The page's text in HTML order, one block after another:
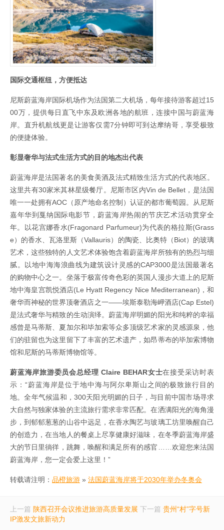
国际交通枢纽，方便抵达
尼斯蔚蓝海岸国际机场作为法国第二大机场，每年接待游客超过15
00万，提供每日直飞中东及欧洲各地的航班，连接中国与蔚蓝海
岸。直升机航线更是让游客仅需7分钟即可到达摩纳哥，享受极致
的便捷体验。
彰显奢华与法式生活方式的目的地杰出代表
蔚蓝海岸是法国著名的美食美酒及法式精致生活方式的代表地区。
这里共有30家米其林星级餐厅。尼斯市区内Vin de Bellet，是法国
唯一一处拥有AOC（原产地命名控制）认证的都市葡萄园。从尼斯
嘉年华到戛纳国际电影节，蔚蓝海岸热闹的节庆艺术活动贯穿全
年。以花宫娜香水(Fragonard Parfumeur)为代表的格拉斯(Grass
e）的香水、瓦洛里斯（Vallauris）的陶瓷、比奥特（Biot）的玻璃
艺术，这些独特的人文艺术体验饱含着蔚蓝海岸所独有的热烈与细
腻。以地中海海浪曲线为建筑设计灵感的CAP3000是法国最著名
的购物中心之一。坐落于极富传奇色彩的英国人漫步大道上的尼斯
地中海皇宫凯悦酒店(Le Hyatt Regency Nice Mediterranean)，和
奢华而神秘的世界顶奢酒店之一——埃斯泰勒海岬酒店(Cap Estel)
是法式奢华与精致的生动演绎。蔚蓝海岸明媚的阳光和纯粹的幸福
感曾是马蒂斯、夏加尔和毕加索等众多顶级艺术家的灵感源泉，他
们的驻留也为这里留下了丰富的艺术遗产，如昂蒂布的毕加索博物
馆和尼斯的马蒂斯博物馆等。
蔚蓝海岸旅游委员会总经理Claire BEHAR女士在接受采访时表
示：“蔚蓝海岸是位于地中海与阿尔卑斯山之间的极致旅行目的
地。全年气候温和，300天阳光明媚的日子，与目前中国市场寻求
大自然与独家体验的主流旅行需求非常匹配。在洒满阳光的海角漫
步，到郁郁葱葱的山谷中远足，在香水陶艺与玻璃工坊里唤醒自己
的创造力，在当地人的餐桌上尽享健康好滋味，在冬季蔚蓝海岸盛
大的节日里徜徉，跳舞，唤醒和满足所有的感官……欢迎您来法国
蔚蓝海岸，您一定会爱上这里！”
转载请注明： 品橙旅游 » 法国蔚蓝海岸将于2030年举办冬奥会
上一篇 陕西召开会议推进旅游高质量发展 下一篇 贵州“村”字号新
IP激发文旅新动力